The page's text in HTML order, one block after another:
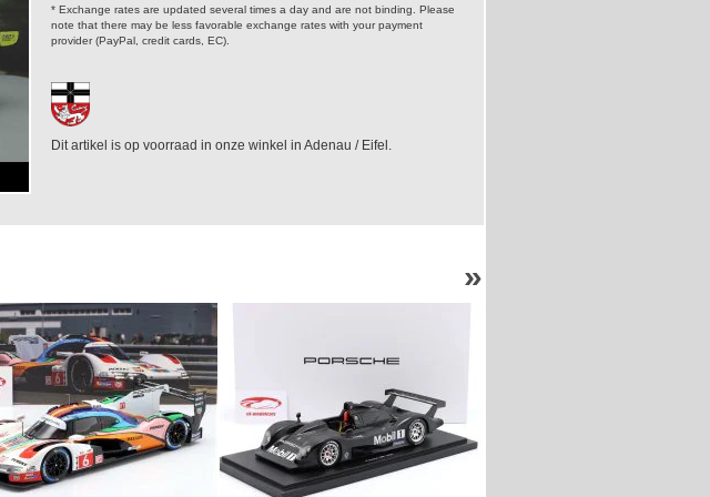
* Exchange rates are updated several times a day and are not binding. Please
note that there may be less favorable exchange rates with your payment
provider (PayPal, credit cards, EC).
Dit artikel is op voorraad in onze winkel in Adenau / Eifel.
»